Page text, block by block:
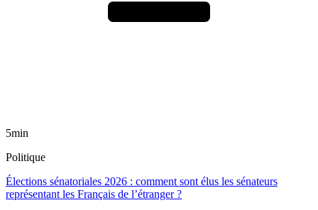
5min
Politique
Élections sénatoriales 2026 : comment sont élus les sénateurs
représentant les Français de l’étranger ?